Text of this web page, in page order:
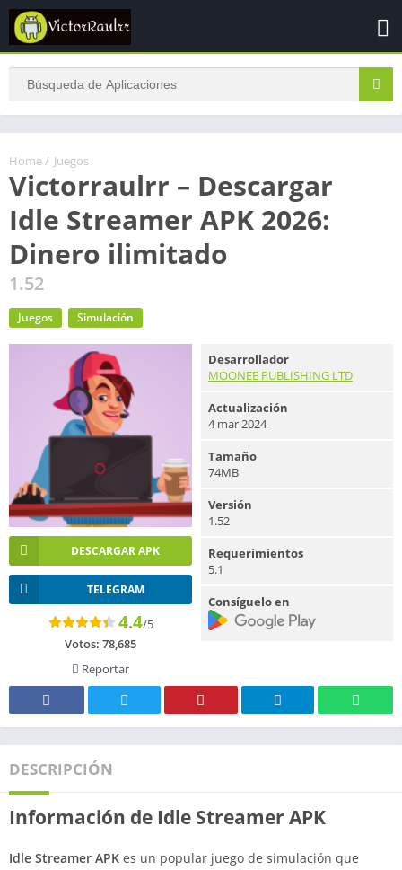
Home / Juegos
Victorraulrr – Descargar
Idle Streamer APK 2026:
Dinero ilimitado
1.52
Juegos Simulación
DESCARGAR APK
TELEGRAM
4.4/5
Votos: 78,685
Reportar
Desarrollador
MOONEE PUBLISHING LTD
Actualización
4 mar 2024
Tamaño
74MB
Versión
1.52
Requerimientos
5.1
Consíguelo en
DESCRIPCIÓN
Información de Idle Streamer APK
Idle Streamer APK es un popular juego de simulación que